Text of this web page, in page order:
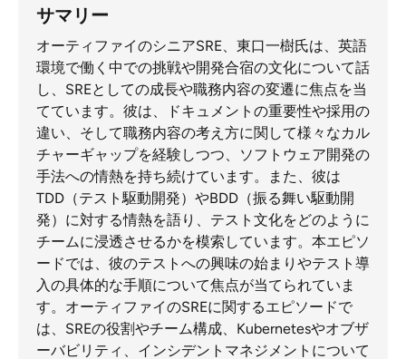
サマリー
オーティファイのシニアSRE、東口一樹氏は、英語
環境で働く中での挑戦や開発合宿の文化について話
し、SREとしての成長や職務内容の変遷に焦点を当
てています。彼は、ドキュメントの重要性や採用の
違い、そして職務内容の考え方に関して様々なカル
チャーギャップを経験しつつ、ソフトウェア開発の
手法への情熱を持ち続けています。また、彼は
TDD（テスト駆動開発）やBDD（振る舞い駆動開
発）に対する情熱を語り、テスト文化をどのように
チームに浸透させるかを模索しています。本エピソ
ードでは、彼のテストへの興味の始まりやテスト導
入の具体的な手順について焦点が当てられていま
す。オーティファイのSREに関するエピソードで
は、SREの役割やチーム構成、Kubernetesやオブザ
ーバビリティ、インシデントマネジメントについて